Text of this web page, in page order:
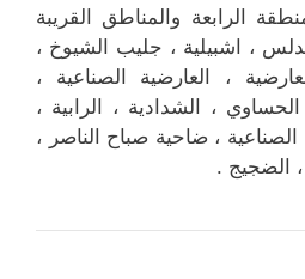
الرابعة والمناطق القريبة
، اشبيلية ، جليب الشيوخ ،
، العارضية الصناعية ،
، الشدادية ، الرابية ،
، ضاحية صباح الناصر ،
، الضجيج .